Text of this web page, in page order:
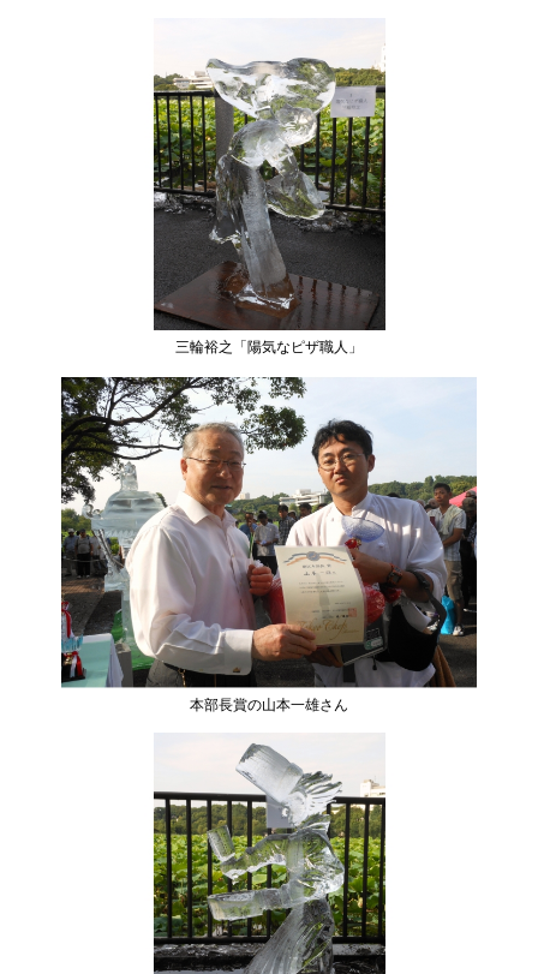
三輪裕之「陽気なピザ職人」
本部長賞の山本一雄さん